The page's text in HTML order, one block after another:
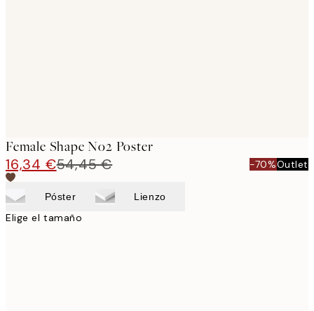
Female Shape No2 Poster
16,34 €54,45 € -70%Outlet
Póster Lienzo
Elige el tamaño